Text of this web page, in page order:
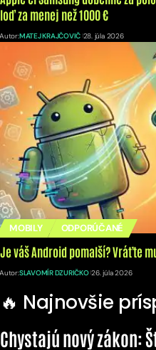
loď za menej než 1000 €
Autor:MATEJ KRAJČOVIČ 28. júla 2026
MOBILY ODPORÚČANÉ
Je váš Android pomalší? Vráťte
Autor:SLAVOMÍR DZURIČKO 26. júla 2026
🔥 Najnovšie
Chystajú nový zákon: